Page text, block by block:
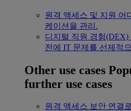
원격 액세스 및 지원 어
케이션을 관리.
디지털 직원 경험(DEX)
전에 IT 문제를 선제적
Other use cases
further use cases
원격 액세스 보안 연결